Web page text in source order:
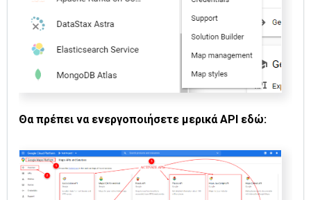
Θα πρέπει να ενεργοποιήσετε μερικά API εδώ: